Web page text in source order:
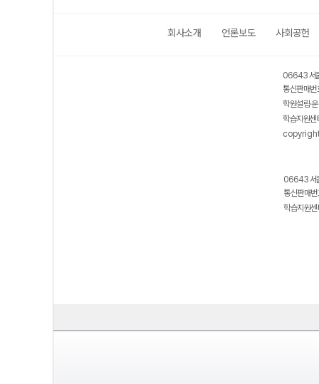
회사소개 언론보도 사회공헌
06643 서
통신판매
학원설립·
학습지원
06643 서
통신판매
학습지원